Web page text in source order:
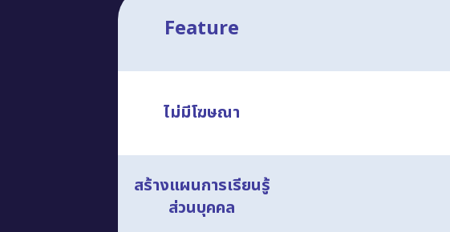
Feature
ไม่มีโฆษณา
สร้างแผนการเรียนรู้
ส่วนบุคคล